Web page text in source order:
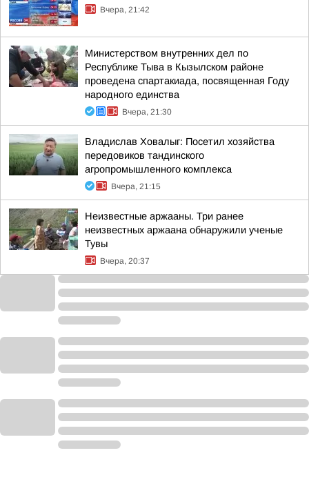
Вчера, 21:42
Министерством внутренних дел по
Республике Тыва в Кызылском районе
проведена спартакиада, посвященная Году
народного единства
Вчера, 21:30
Владислав Ховалыг: Посетил хозяйства
передовиков тандинского
агропромышленного комплекса
Вчера, 21:15
Неизвестные аржааны. Три ранее
неизвестных аржаана обнаружили ученые
Тувы
Вчера, 20:37